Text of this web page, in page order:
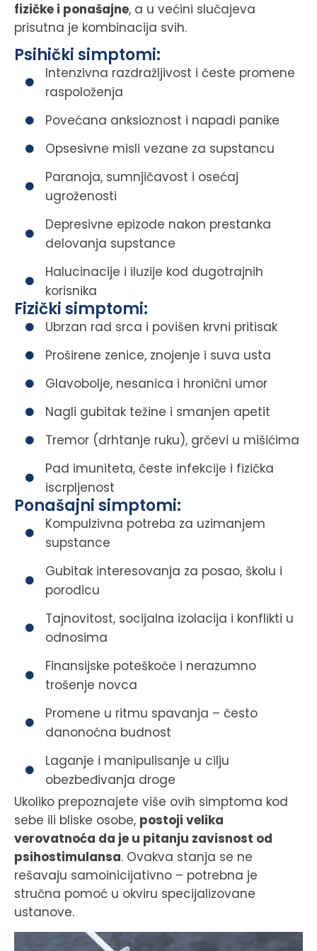
fizičke i ponašajne, a u većini slučajeva
prisutna je kombinacija svih.
Psihički simptomi:
Intenzivna razdražljivost i česte promene
raspoloženja
Povećana anksioznost i napadi panike
Opsesivne misli vezane za supstancu
Paranoja, sumnjičavost i osećaj
ugroženosti
Depresivne epizode nakon prestanka
delovanja supstance
Halucinacije i iluzije kod dugotrajnih
korisnika
Fizički simptomi:
Ubrzan rad srca i povišen krvni pritisak
Proširene zenice, znojenje i suva usta
Glavobolje, nesanica i hronični umor
Nagli gubitak težine i smanjen apetit
Tremor (drhtanje ruku), grčevi u mišićima
Pad imuniteta, česte infekcije i fizička
iscrpljenost
Ponašajni simptomi:
Kompulzivna potreba za uzimanjem
supstance
Gubitak interesovanja za posao, školu i
porodicu
Tajnovitost, socijalna izolacija i konflikti u
odnosima
Finansijske poteškoće i nerazumno
trošenje novca
Promene u ritmu spavanja – često
danonoćna budnost
Laganje i manipulisanje u cilju
obezbeđivanja droge
Ukoliko prepoznajete više ovih simptoma kod
sebe ili bliske osobe, postoji velika
verovatnoća da je u pitanju zavisnost od
psihostimulansa. Ovakva stanja se ne
rešavaju samoinicijativno – potrebna je
stručna pomoć u okviru specijalizovane
ustanove.